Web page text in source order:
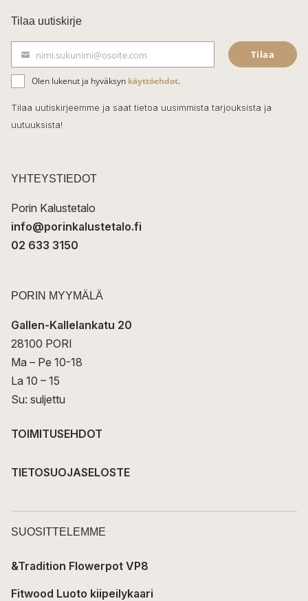
c
e
b
o
o
k
Tilaa uutiskirje
ä
h
k
t
nimi.sukunimi@osoite.com Tilaa
Olen lukenut ja hyväksyn käyttöehdot.
Tilaa uutiskirjeemme ja saat tietoa uusimmista tarjouksista ja
uutuuksista!
YHTEYSTIEDOT
Porin Kalustetalo
info@porinkalustetalo.fi
02 633 3150
PORIN MYYMÄLÄ
Gallen-Kallelankatu 20
28100 PORI
Ma – Pe 10-18
La 10 – 15
Su: suljettu
TOIMITUSEHDOT
TIETOSUOJASELOSTE
SUOSITTELEMME
&Tradition Flowerpot VP8
Fitwood Luoto kiipeilykaari